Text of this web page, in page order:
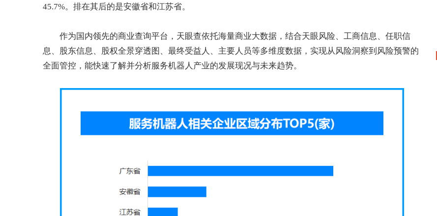
45.7%。排在其后的是安徽省和江苏省。
作为国内领先的商业查询平台，天眼查依托海量商业大数据，结合天眼风险、工商信息、任职信
息、股东信息、股权全景穿透图、最终受益人、主要人员等多维度数据，实现从风险洞察到风险预警的
全面管控，能快速了解并分析服务机器人产业的发展现况与未来趋势。